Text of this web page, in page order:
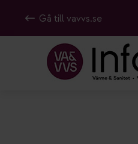
Gå till vavvs.se